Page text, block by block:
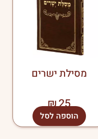
מסילת ישרים
₪25
הוספה לסל